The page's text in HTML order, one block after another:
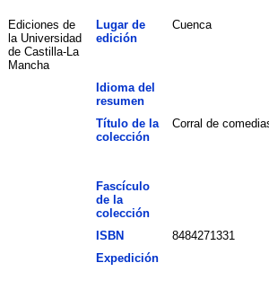
Ediciones de
la Universidad
de Castilla-La
Mancha
Lugar de
edición
Cuenca
Idioma del
resumen
Título de la
colección
Corral de
Fascículo
de la
colección
ISBN
8484271331
Expedición